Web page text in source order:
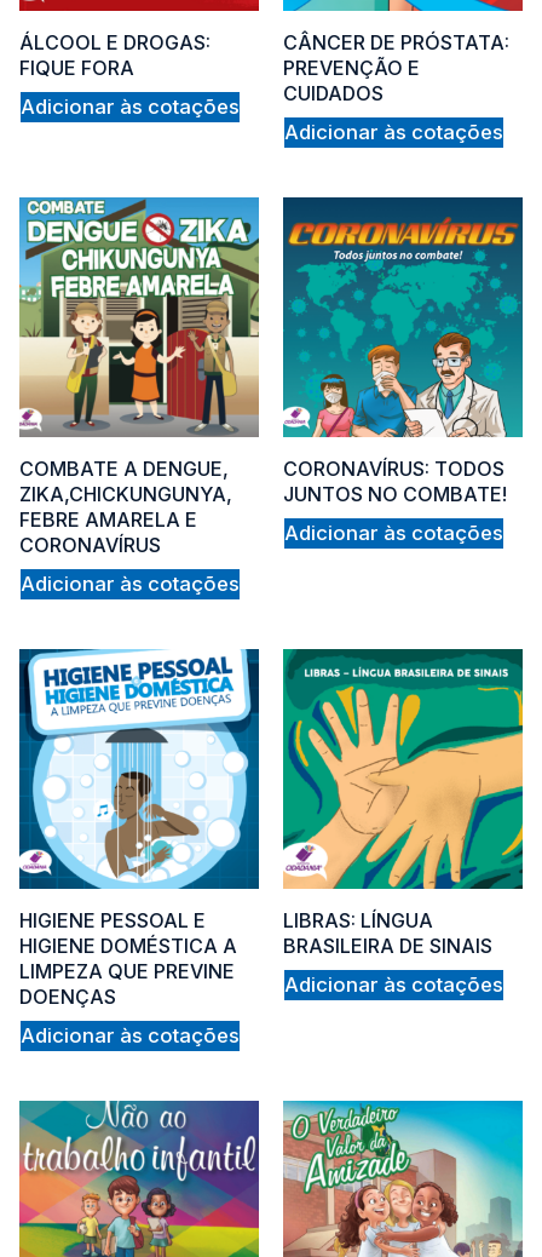
ÁLCOOL E DROGAS:
FIQUE FORA
Adicionar às cotações
CÂNCER DE PRÓSTATA:
PREVENÇÃO E
CUIDADOS
Adicionar às cotações
COMBATE A DENGUE,
ZIKA,CHICKUNGUNYA,
FEBRE AMARELA E
CORONAVÍRUS
Adicionar às cotações
CORONAVÍRUS: TODOS
JUNTOS NO COMBATE!
Adicionar às cotações
HIGIENE PESSOAL E
HIGIENE DOMÉSTICA A
LIMPEZA QUE PREVINE
DOENÇAS
Adicionar às cotações
LIBRAS: LÍNGUA
BRASILEIRA DE SINAIS
Adicionar às cotações